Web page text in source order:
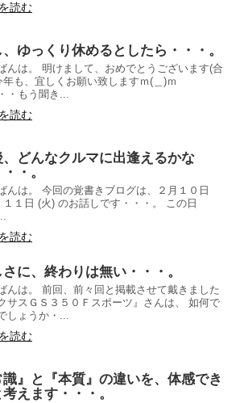
読む
、ゆっくり休めるとしたら・・・。
んは。 明けまして、おめでとうございます(合
年も、宜しくお願い致しますｍ(＿)ｍ
・もう聞き...
読む
、どんなクルマに出逢えるかな
・。
んは。 今回の覚書きブログは、２月１０日
１１日 (火) のお話しです・・・。 この日
読む
に、終わりは無い・・・。
んは。 前回、前々回と掲載させて戴きました
クサスＧＳ３５０Ｆスポーツ』さんは、 如何で
しょうか・...
読む
識』と『本質』の違いを、体感でき
えます・・・。